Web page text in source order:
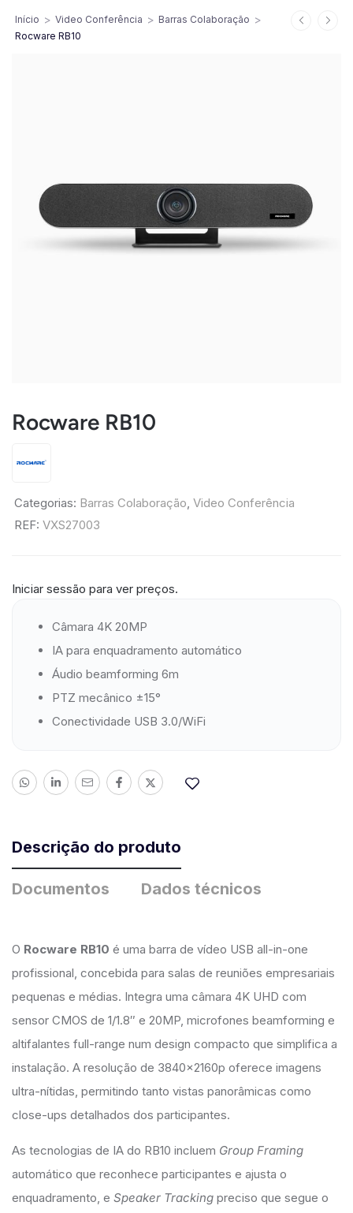
Início > Video Conferência > Barras Colaboração >
Rocware RB10
Rocware RB10
Categorias: Barras Colaboração, Video Conferência
REF: VXS27003
Iniciar sessão para ver preços.
Câmara 4K 20MP
IA para enquadramento automático
Áudio beamforming 6m
PTZ mecânico ±15°
Conectividade USB 3.0/WiFi
Descrição do produto
Documentos Dados técnicos
O Rocware RB10 é uma barra de vídeo USB all-in-one
profissional, concebida para salas de reuniões empresariais
pequenas e médias. Integra uma câmara 4K UHD com
sensor CMOS de 1/1.8″ e 20MP, microfones beamforming e
altifalantes full-range num design compacto que simplifica a
instalação. A resolução de 3840x2160p oferece imagens
ultra-nítidas, permitindo tanto vistas panorâmicas como
close-ups detalhados dos participantes.
As tecnologias de IA do RB10 incluem Group Framing
automático que reconhece participantes e ajusta o
enquadramento, e Speaker Tracking preciso que segue o